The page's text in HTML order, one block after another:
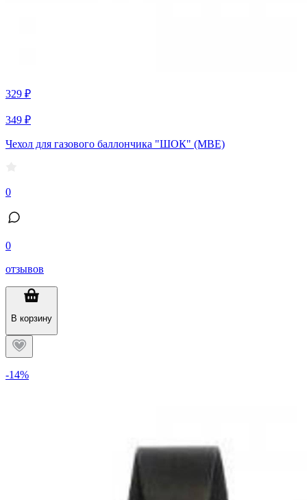
329 ₽
349 ₽
Чехол для газового баллончика "ШОК" (МВЕ)
0
0
отзывов
В корзину
-14%